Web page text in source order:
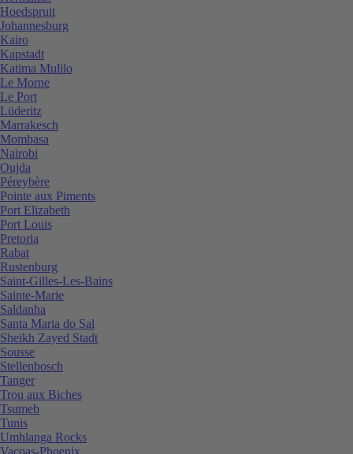
Hoedspruit
Johannesburg
Kairo
Kapstadt
Katima Mulilo
Le Morne
Le Port
Lüderitz
Marrakesch
Mombasa
Nairobi
Oujda
Péreybère
Pointe aux Piments
Port Elizabeth
Port Louis
Pretoria
Rabat
Rustenburg
Saint-Gilles-Les-Bains
Sainte-Marie
Saldanha
Santa Maria do Sal
Sheikh Zayed Stadt
Sousse
Stellenbosch
Tanger
Trou aux Biches
Tsumeb
Tunis
Umhlanga Rocks
Vacoas-Phoenix